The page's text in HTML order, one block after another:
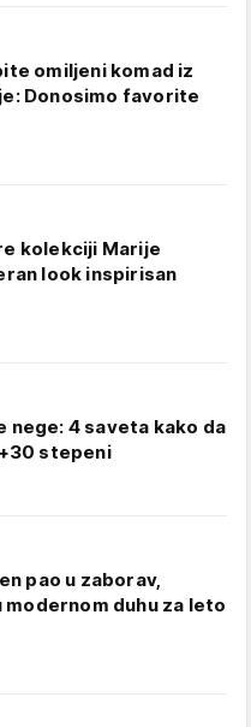
omiljeni komad iz
Donosimo favorite
kolekciji Marije
look inspirisan
nege: 4 saveta kako da
stepeni
pao u zaborav,
duhu za leto